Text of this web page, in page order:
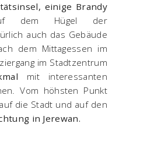
einige Brandy
dem Hügel der
auch das Gebäude
dem Mittagessen im
im Stadtzentrum
mit interessanten
Vom höhsten Punkt
die Stadt und auf den
in Jerewan.